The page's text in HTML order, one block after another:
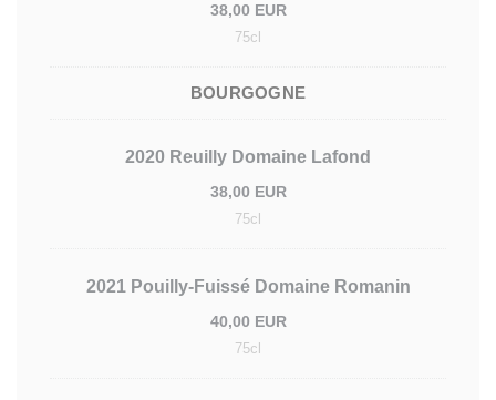
38,00 EUR
75cl
BOURGOGNE
2020 Reuilly Domaine Lafond
38,00 EUR
75cl
2021 Pouilly-Fuissé Domaine Romanin
40,00 EUR
75cl